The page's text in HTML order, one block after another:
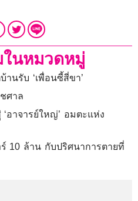
นหมวดหมู่
านรับ ‘เพื่อนซี้สี่ขา’
ศาล
อาจารย์ใหญ่’ อมตะแห่ง
ร์ 10 ล้าน กับปริศนาการตายที่